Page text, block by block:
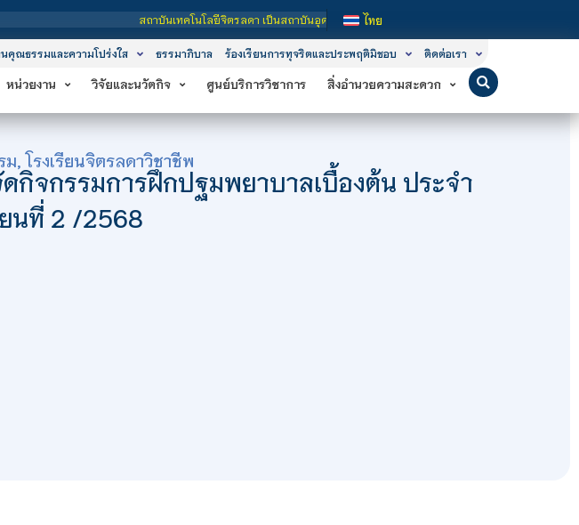
สถาบันเทคโนโลยีจิตรลดา เป็นสถาบันอุดมศึกษาในกำกับของรัฐ เปิดหลักสูตรการเรียนการสอน 3 ระดับ คือ ระดับป
ไทย
คุณธรรมและความโปร่งใส ธรรมาภิบาล ร้องเรียนการทุจริตและประพฤติมิชอบ ติดต่อเรา
หน่วยงาน วิจัยและนวัตกิจ ศูนย์บริการวิชาการ สิ่งอำนวยความสะดวก
ม,โรงเรียนจิตรลดาวิชาชีพ
กิจกรรมการฝึกปฐมพยาบาลเบื้องต้น ประจำ
นที่ 2 /2568